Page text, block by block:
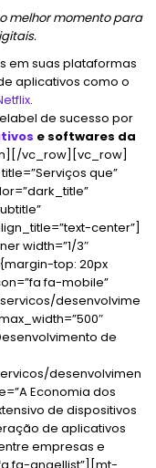
melhor momento para
em suas plataformas
aplicativos como o
.
de sucesso por
e softwares da
vc_row][vc_row]
que”
center”]
width=”1/3″
top: 20px
fa-mobile”
desenvolvime
de
desenvolvimen
Economia dos
de dispositivos
de aplicativos
empresas e